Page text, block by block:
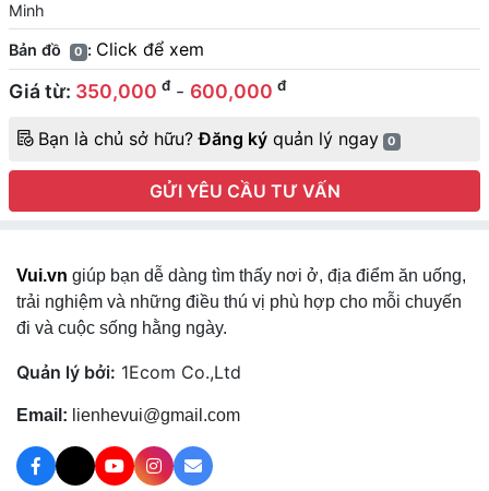
Minh
Bản đồ 0 : Click để xem
Giá từ: 350,000 đ - 600,000 đ
Bạn là chủ sở hữu?Đăng ký quản lý ngay 0
GỬI YÊU CẦU TƯ VẤN
Vui.vn giúp bạn dễ dàng tìm thấy nơi ở, địa điểm ăn uống,
trải nghiệm và những điều thú vị phù hợp cho mỗi chuyến
đi và cuộc sống hằng ngày.
Quản lý bởi: 1Ecom Co.,Ltd
Email: lienhevui@gmail.com